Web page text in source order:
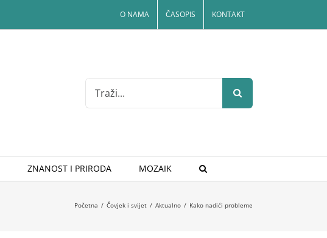
O NAMA ČASOPIS KONTAKT
Search
for:
ZNANOST I PRIRODA MOZAIK
Početna / Čovjek i svijet / Aktualno / Kako nadići probleme